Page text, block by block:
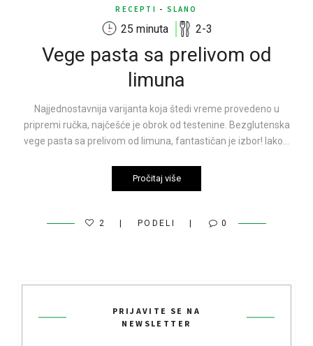
RECEPTI - SLANO
25 minuta 2-3
Vege pasta sa prelivom od
limuna
Najjednostavnija varijanta koja štedi vreme provedeno u
pripremi ručka, najčešće je obrok od testenine. Bezglutenska
vege pasta sa prelivom od limuna, fantastičan je izbor! Iako…
Pročitaj više
2 PODELI 0
PRIJAVITE SE NA
NEWSLETTER